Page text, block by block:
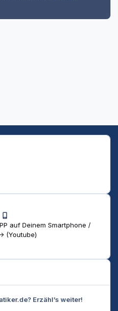
auf Deinem Smartphone /
(Youtube)
Erzähl’s weiter!